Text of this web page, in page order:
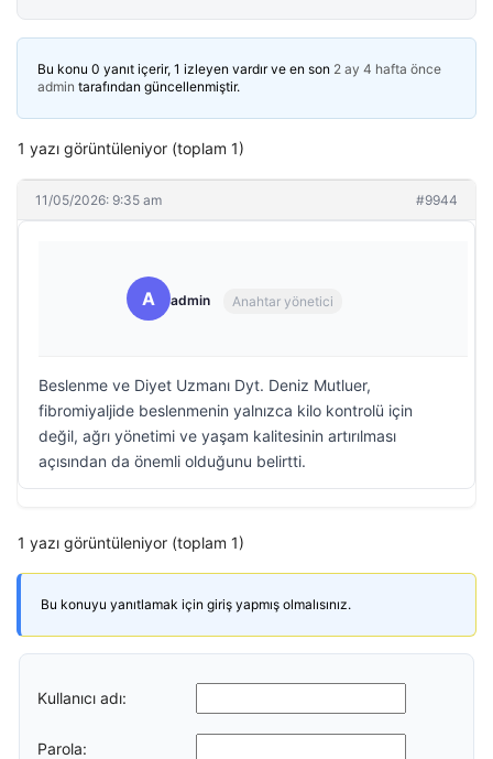
Bu konu 0 yanıt içerir, 1 izleyen vardır ve en son 2 ay 4 hafta önce
admin tarafından güncellenmiştir.
1 yazı görüntüleniyor (toplam 1)
11/05/2026: 9:35 am #9944
A admin Anahtar yönetici
Beslenme ve Diyet Uzmanı Dyt. Deniz Mutluer,
fibromiyaljide beslenmenin yalnızca kilo kontrolü için
değil, ağrı yönetimi ve yaşam kalitesinin artırılması
açısından da önemli olduğunu belirtti.
1 yazı görüntüleniyor (toplam 1)
Bu konuyu yanıtlamak için giriş yapmış olmalısınız.
Kullanıcı adı:
Parola: